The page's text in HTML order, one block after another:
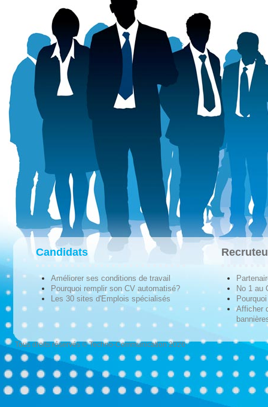
Candidats
Améliorer ses conditions de travail
Pourquoi remplir son CV automatisé?
Les 30 sites d'Emplois spécialisés
No 1 au
Afficher
Tous droits réservés © Techno-Communication 2026